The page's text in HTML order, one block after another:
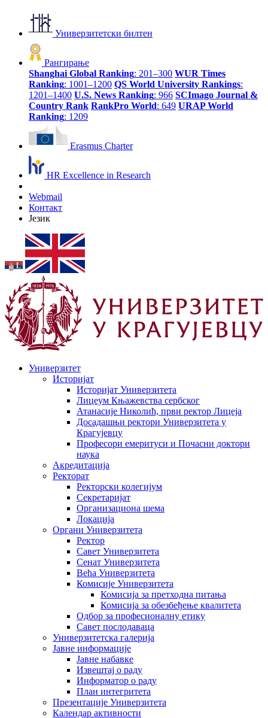
Универзитетски билтен
Рангирање
Shanghai Global Ranking: 201–300 WUR Times
Ranking: 1001–1200 QS World University Rankings:
1201–1400 U.S. News Ranking: 966 SCImago Journal &
Country Rank RankPro World: 649 URAP World
Ranking: 1209
Erasmus Charter
HR Excellence in Research
Webmail
Контакт
Језик
Универзитет
Историјат
Историјат Универзитета
Лицеум Књажевства сербског
Атанасије Николић, први ректор Лицеја
Досадашњи ректори Универзитета у
Крагујевцу
Професори емеритуси и Почасни доктори
наука
Акредитација
Ректорат
Ректорски колегијум
Секретаријат
Организациона шема
Локација
Органи Универзитета
Ректор
Савет Универзитета
Сенат Универзитета
Већа Универзитета
Комисије Универзитета
Комисија за претходна питања
Комисија за обезбеђење квалитета
Одбор за професионалну етику
Савет послодаваца
Универзитетска галерија
Јавне информације
Јавне набавке
Извештај о раду
Информатор о раду
План интегритета
Презентације Универзитета
Календар активности